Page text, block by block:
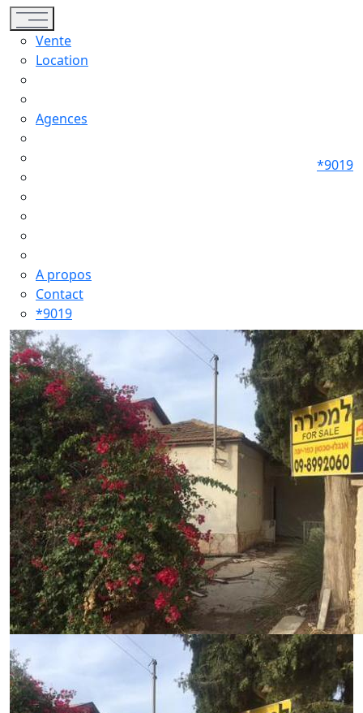
Toggle navigation
Vente
Location
Agences
A propos
Contact
*9019
*9019